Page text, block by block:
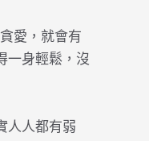
愛，就會有
一身輕鬆，沒
人人都有弱